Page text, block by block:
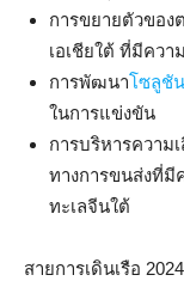
การขยายตัวของ
เอเชียใต้ ที่มีคว
การพัฒนาโซลูชั
ในการแข่งขัน
การบริหารความ
ทางการขนส่งที่มี
ทะเลจีนใต้
สายการเดินเรือ